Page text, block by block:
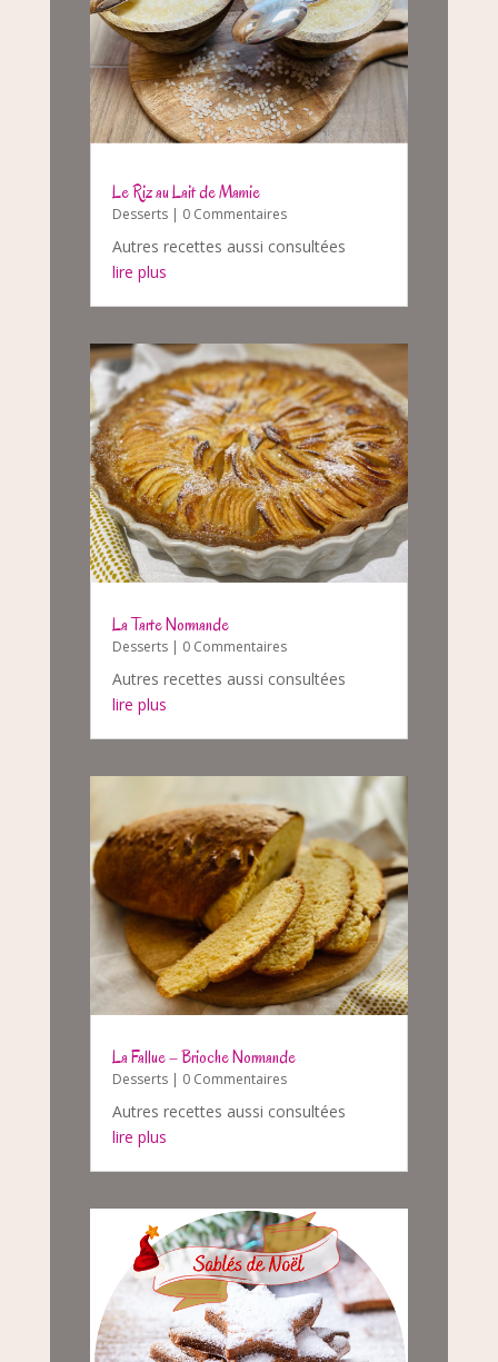
Le Riz au Lait de Mamie
Desserts| 0 Commentaires
Autres recettes aussi consultées
lire plus
La Tarte Normande
Desserts| 0 Commentaires
Autres recettes aussi consultées
lire plus
La Fallue – Brioche Normande
Desserts| 0 Commentaires
Autres recettes aussi consultées
lire plus